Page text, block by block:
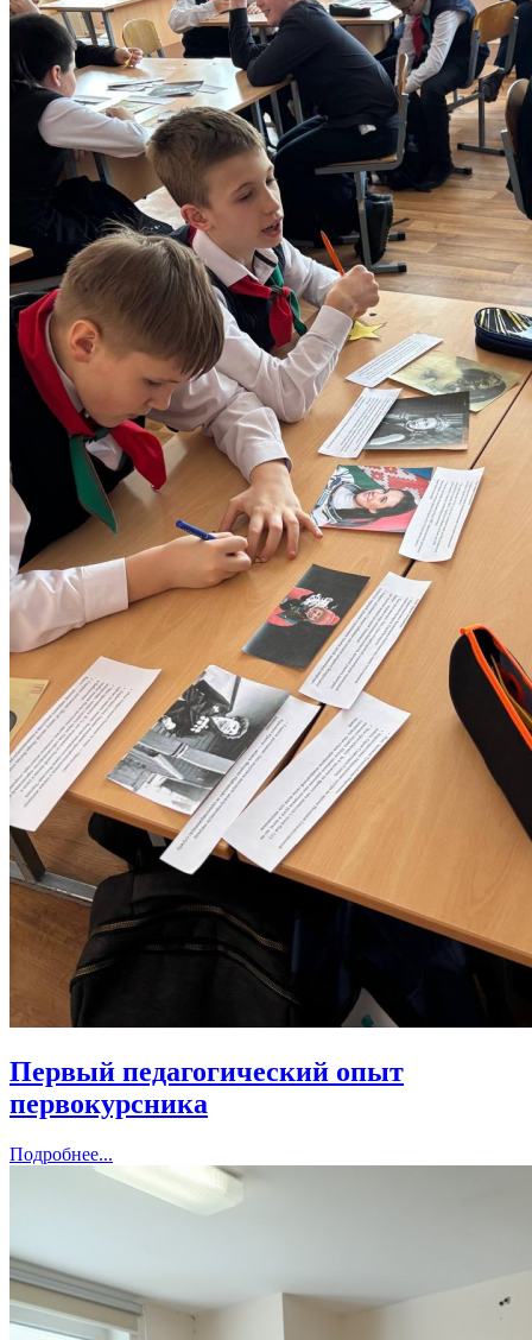
Первый педагогический опыт
первокурсника
Подробнее...